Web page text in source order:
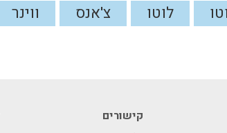
לוטו צ'אנס ווינר
קישורים